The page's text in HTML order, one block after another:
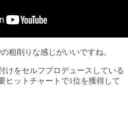
粗削りな感じがいいですね。
けをセルフプロデュースしている
ヒットチャートで1位を獲得して